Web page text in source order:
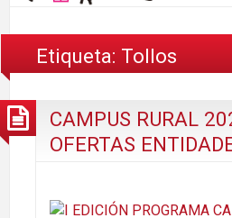
Etiqueta: Tollos
CAMPUS RURAL
OFERTAS